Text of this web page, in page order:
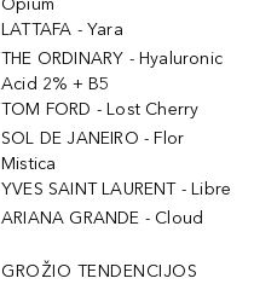
Opium
LATTAFA - Yara
THE ORDINARY - Hyaluronic
Acid 2% + B5
TOM FORD - Lost Cherry
SOL DE JANEIRO - Flor
Mistica
YVES SAINT LAURENT - Libre
ARIANA GRANDE - Cloud
GROŽIO TENDENCIJOS